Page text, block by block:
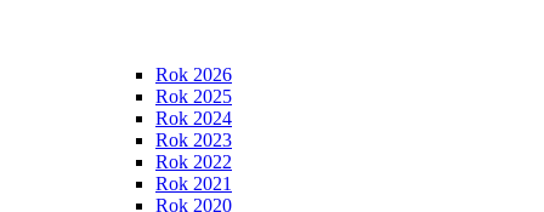
Rok 2026
Rok 2025
Rok 2024
Rok 2023
Rok 2022
Rok 2021
Rok 2020